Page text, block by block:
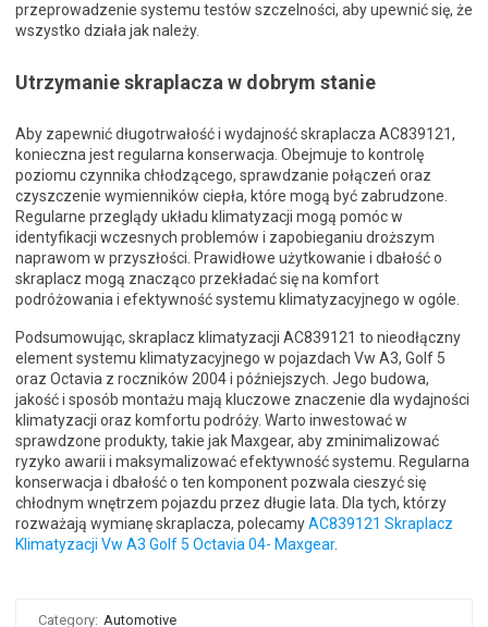
przeprowadzenie systemu testów szczelności, aby upewnić się, że
wszystko działa jak należy.
Utrzymanie skraplacza w dobrym stanie
Aby zapewnić długotrwałość i wydajność skraplacza AC839121,
konieczna jest regularna konserwacja. Obejmuje to kontrolę
poziomu czynnika chłodzącego, sprawdzanie połączeń oraz
czyszczenie wymienników ciepła, które mogą być zabrudzone.
Regularne przeglądy układu klimatyzacji mogą pomóc w
identyfikacji wczesnych problemów i zapobieganiu droższym
naprawom w przyszłości. Prawidłowe użytkowanie i dbałość o
skraplacz mogą znacząco przekładać się na komfort
podróżowania i efektywność systemu klimatyzacyjnego w ogóle.
Podsumowując, skraplacz klimatyzacji AC839121 to nieodłączny
element systemu klimatyzacyjnego w pojazdach Vw A3, Golf 5
oraz Octavia z roczników 2004 i późniejszych. Jego budowa,
jakość i sposób montażu mają kluczowe znaczenie dla wydajności
klimatyzacji oraz komfortu podróży. Warto inwestować w
sprawdzone produkty, takie jak Maxgear, aby zminimalizować
ryzyko awarii i maksymalizować efektywność systemu. Regularna
konserwacja i dbałość o ten komponent pozwala cieszyć się
chłodnym wnętrzem pojazdu przez długie lata. Dla tych, którzy
rozważają wymianę skraplacza, polecamyAC839121 Skraplacz
Klimatyzacji Vw A3 Golf 5 Octavia 04- Maxgear.
Category: Automotive